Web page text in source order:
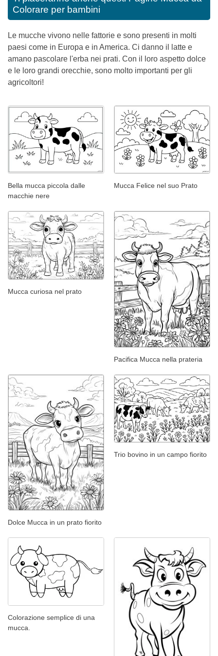
Colorare per bambini
Le mucche vivono nelle fattorie e sono presenti in molti
paesi come in Europa e in America. Ci danno il latte e
amano pascolare l'erba nei prati. Con il loro aspetto dolce
e le loro grandi orecchie, sono molto importanti per gli
agricoltori!
Bella mucca piccola dalle
macchie nere
Mucca Felice nel suo Prato
Mucca curiosa nel prato
Pacifica Mucca nella prateria
Dolce Mucca in un prato fiorito
Trio bovino in un campo fiorito
Colorazione semplice di una
mucca.